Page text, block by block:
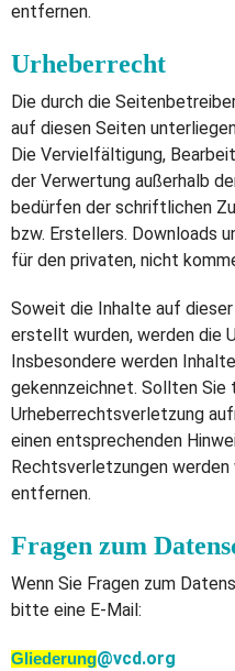
entfernen.
Urheberrecht
Die durch die
auf diesen Seiten
Die Vervielfältigung,
der Verwertung außerhalb
bedürfen der schriftlichen
bzw. Erstellers. Downloads
für den privaten, nicht
Soweit die Inhalte auf
erstellt wurden, werden die
Insbesondere werden
gekennzeichnet. Sollten
Urheberrechtsverletzung
einen entsprechenden
Rechtsverletzungen
entfernen.
Fragen zum
Wenn Sie Fragen zum
bitte eine E-Mail:
Gliederung@vcd.org